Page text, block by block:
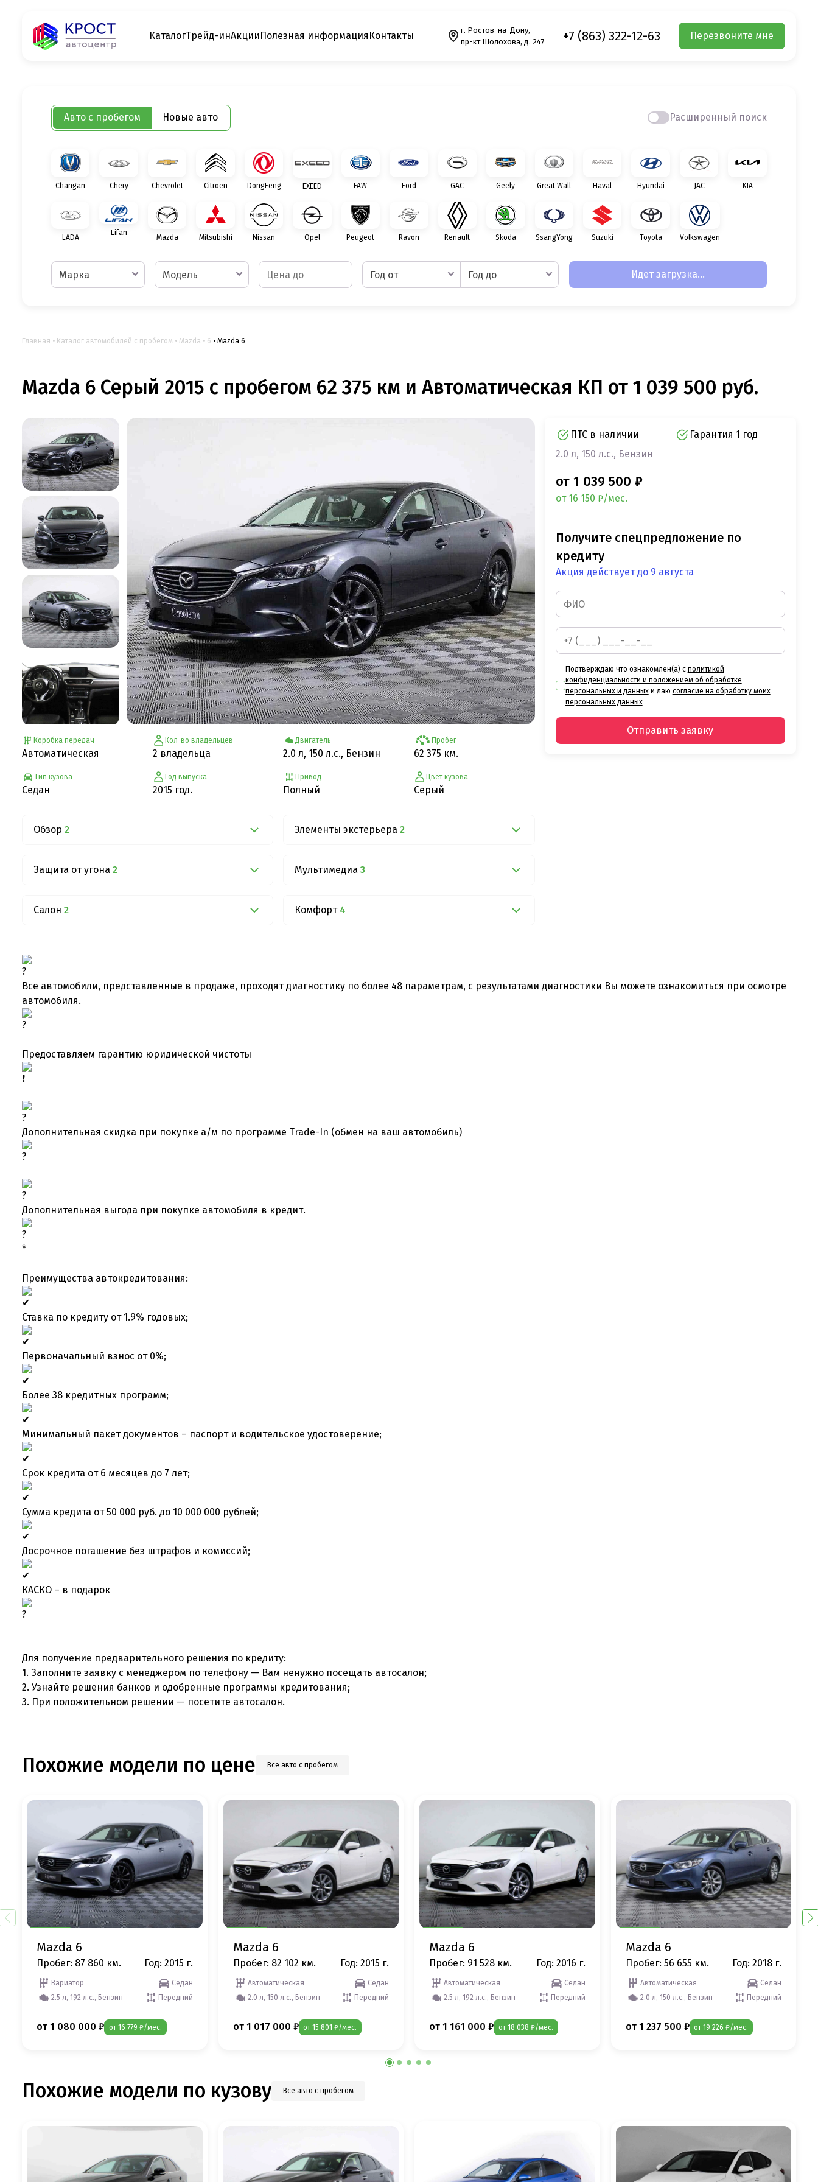
КаталогТрейд-инАкцииПолезная информация Контакты
г. Ростов-на-Дону,
пр-кт Шолохова, д. 247
+7 (863) 322-12-63 Перезвоните мне
Авто с пробегом Новые авто Расширенный поиск
Changan Chery Chevrolet Citroen DongFeng EXEED FAW Ford GAC Geely Great Wall Haval Hyundai JAC KIA
LADA
Lifan
Mazda Mitsubishi Nissan Opel Peugeot Ravon Renault Skoda SsangYong Suzuki Toyota Volkswagen
Марка Модель Год от Год до Идет загрузка...
Главная Каталог автомобилей с пробегом Mazda 6 Mazda 6
Mazda 6 Серый 2015 с пробегом 62 375 км и Автоматическая КП от 1 039 500 руб.
Коробка передач
Автоматическая
Тип кузова
Седан
Кол-во владельцев
2 владельца
Год выпуска
2015 год.
Двигатель
2.0 л, 150 л.с., Бензин
Привод
Полный
Пробег
62 375 км.
Цвет кузова
Серый
Обзор 2 Элементы экстерьера 2
Защита от угона 2 Мультимедиа 3
Салон 2 Комфорт 4
ПТС в наличии
Гарантия 1 год
2.0 л, 150 л.с., Бензин
от 1 039 500 ₽
от 16 150 ₽/мес.
Получите спецпредложение по
кредиту
Акция действует до 9 августа
Подтверждаю что ознакомлен(а) с политикой
конфиденциальности и положением об обработке
персональных и данныхи даю согласие на обработку моих
персональных данных
Отправить заявку
Все автомобили, представленные в продаже, проходят диагностику по более 48 параметрам, с результатами диагностики Вы можете ознакомиться при осмотре
автомобиля.
Предоставляем гарантию юридической чистоты
Дополнительная скидка при покупке а/м по программе Trade-In (обмен на ваш автомобиль)
Дополнительная выгода при покупке автомобиля в кредит.
*
Преимущества автокредитования:
Ставка по кредиту от 1.9% годовых;
Первоначальный взнос от 0%;
Более 38 кредитных программ;
Минимальный пакет документов – паспорт и водительское удостоверение;
Срок кредита от 6 месяцев до 7 лет;
Сумма кредита от 50 000 руб. до 10 000 000 рублей;
Досрочное погашение без штрафов и комиссий;
КАСКО – в подарок
Для получение предварительного решения по кредиту:
1. Заполните заявку с менеджером по телефону — Вам ненужно посещать автосалон;
2. Узнайте решения банков и одобренные программы кредитования;
3. При положительном решении — посетите автосалон.
Похожие модели по цене Все авто с пробегом
Mazda 6
Пробег: 87 860 км. Год: 2015 г.
Вариатор
Седан
2.5 л, 192 л.с., Бензин
Передний
от 1 080 000 ₽ от 16 779 ₽/мес.
Mazda 6
Пробег: 82 102 км. Год: 2015 г.
Автоматическая
Седан
2.0 л, 150 л.с., Бензин
Передний
от 1 017 000 ₽ от 15 801 ₽/мес.
Mazda 6
Пробег: 91 528 км. Год: 2016 г.
Автоматическая
Седан
2.5 л, 192 л.с., Бензин
Передний
от 1 161 000 ₽ от 18 038 ₽/мес.
Mazda 6
Пробег: 56 655 км. Год: 2018 г.
Автоматическая
Седан
2.0 л, 150 л.с., Бензин
Передний
от 1 237 500 ₽ от 19 226 ₽/мес.
Похожие модели по кузову Все авто с пробегом